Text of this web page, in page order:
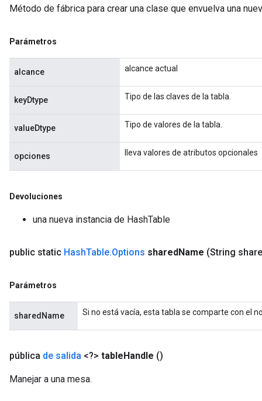
Método de fábrica para crear una clase que envuelva una
Parámetros
alcance alcance actual
keyDtype Tipo de las claves de la tabla.
valueDtype Tipo de valores de la tabla.
opciones lleva valores de atributos opcionales
Devoluciones
una nueva instancia de HashTable
public static HashTable.Options sharedName (String
Parámetros
sharedName Si no está vacía, esta tabla se comparte con el
pública de salida <?> tableHandle ()
Manejar a una mesa.